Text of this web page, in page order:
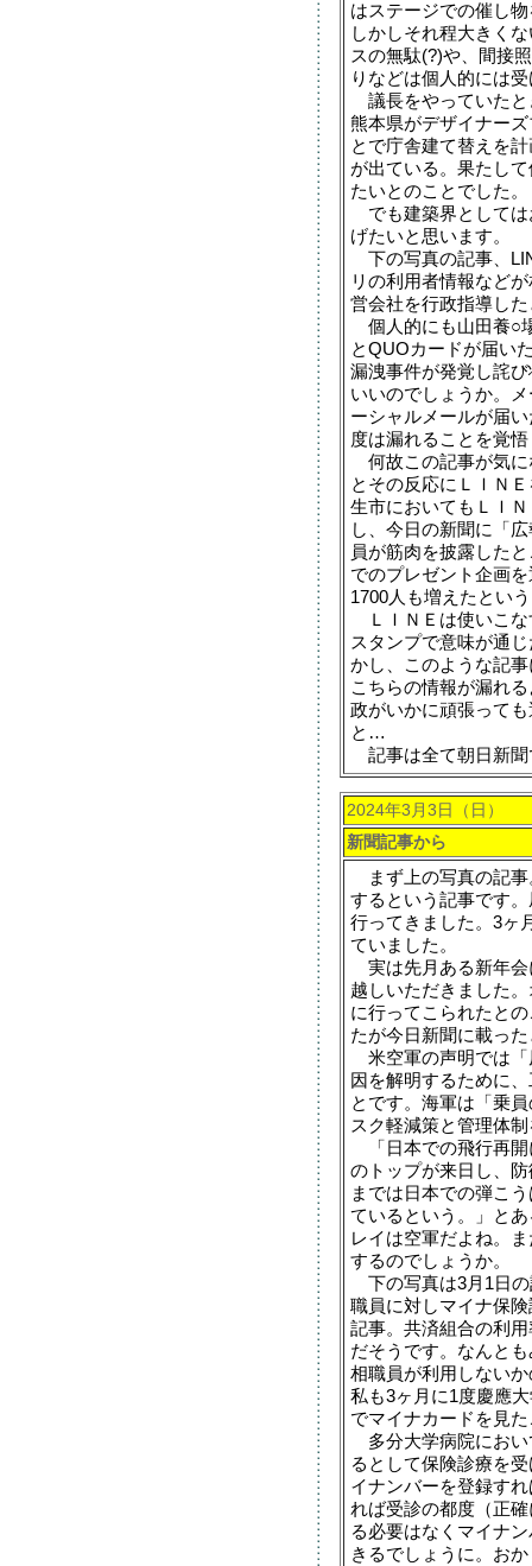
はステージでの催し
しかしそれ程大きく
スの無駄(?)や、間接
りなどは個人的には
議長をやっていたと
熊本県がデザイナー
とで庁舎建て替えを
が出ている。果たし
たいとのことでした。
でも建築界としては
げたいと思います。
下の写真の記事、
リの利用者情報など
営会社を行政指導し
個人的にも山田養○
とQUOカードが届い
漏洩事件が発覚し詫
いいのでしょうか。
ーシャルメールが届
度は漏れることを覚
何故この記事が気に
とその反応にＬＩＮ
生市においてもＬＩ
し、今日の新聞に「
員が筋肉を披露した
でのプレゼント企画
1700人も増えたとい
ＬＩＮＥは使いこな
スタンプで意味が通
かし、このような記
こちらの情報が漏れ
政がいかに頑張って
と…
記事は全て朝日新聞
2024年3月3日（日）
新聞記事から
まず上の写真の記事
するという記事です
行ってきました。3ヶ
ていました。
実は先月ある新年会
越しいただきました
に行ってこられたと
たが今日新聞に載っ
米空軍の声明では「
因を解明するために
とです。海軍は「乗
スク軽減策と管理体
「日本での飛行再開
のトップが来日し、
までは日本での弾こ
ているという。」と
レイは空軍だよね。
するのでしょうか。
下の写真は3月1日の
職員に対しマイナ保
記事。共済組合の利
だそうです。なんと
相職員が利用しない
私も3ヶ月に1度慶應
でマイナカードを見
多分大学病院におい
るとして保険診療を
イナンバーを登録す
れば受診の都度（正
る必要はなくマイナ
きるでしょうに。お